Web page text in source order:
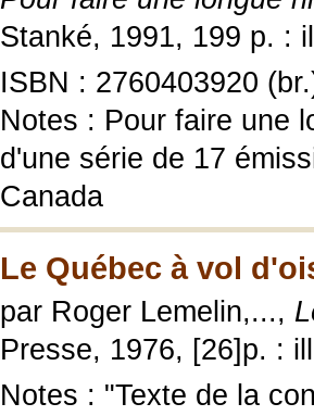
Stanké, 1991, 199 p. :
ISBN : 2760403920
Notes : Pour faire une
d'une série de 17
Canada
Le Québec à vol
par Roger Lemelin,...,
Presse, 1976, [26]p. :
Notes : "Texte de la